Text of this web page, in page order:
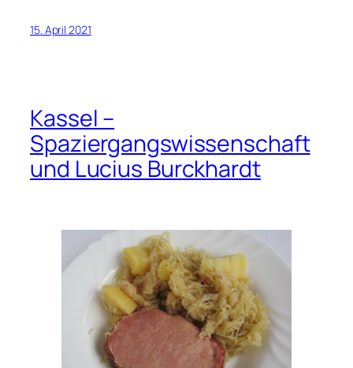
15. April 2021
Kassel –
Spaziergangswissenschaft
und Lucius Burckhardt